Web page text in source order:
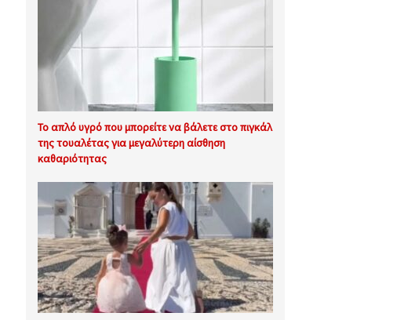
Το απλό υγρό που μπορείτε να βάλετε στο πιγκάλ
της τουαλέτας για μεγαλύτερη αίσθηση
καθαριότητας